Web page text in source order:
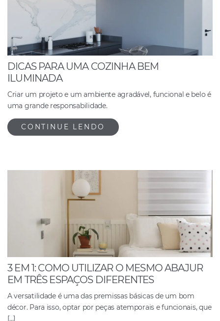
DICAS PARA UMA COZINHA BEM
ILUMINADA
Criar um projeto e um ambiente agradável, funcional e belo é
uma grande responsabilidade.
CONTINUE LENDO
3 EM 1: COMO UTILIZAR O MESMO ABAJUR
EM TRÊS ESPAÇOS DIFERENTES
A versatilidade é uma das premissas básicas de um bom
décor. Para isso, optar por peças atemporais e funcionais, que
[…]